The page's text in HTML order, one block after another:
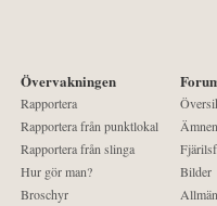
Övervakningen
Rapportera
Rapportera från punktlokal
Rapportera från slinga
Hur gör man?
Broschyr
Ämnen
Bilder